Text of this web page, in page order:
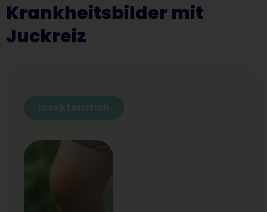
Krankheitsbilder mit
Juckreiz
Insektenstich